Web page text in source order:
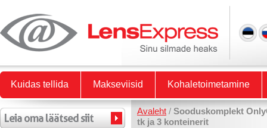
Kuidas tellida Makseviisid Kohaletoimetamine
Avaleht / Sooduskomplekt
tk ja 3 konteinerit
Leia oma läätsed siit